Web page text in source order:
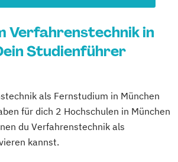
Verfahrenstechnik in
Studienführer
als Fernstudium in München
für dich 2 Hochschulen in München
du Verfahrenstechnik als
kannst.